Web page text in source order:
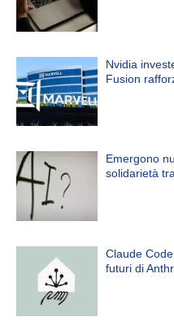
Nvidia
Fusion
Emergono
solidarietà
Claude
futuri di